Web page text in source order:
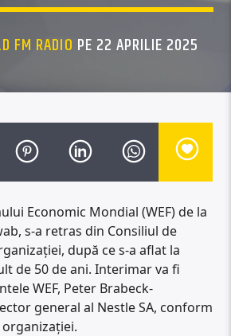
FM RADIO PE 22 APRILIE 2025
Economic Mondial (WEF) de la
s-a retras din Consiliul de
după ce s-a aflat la
de 50 de ani. Interimar va fi
WEF, Peter Brabeck-
general al Nestle SA, conform